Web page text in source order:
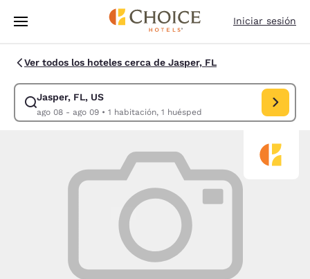
Pasar A Contenido Principal
Iniciar sesión
Ver todos los hoteles cerca de Jasper, FL
Jasper, FL, US
ago 08 - ago 09• 1 habitación, 1 huésped
Modificar la búsqueda de Jasper, FL, US. Fecha de check-in ago 08,